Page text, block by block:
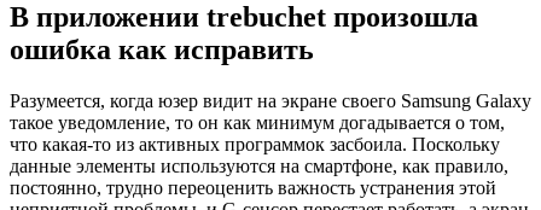
В приложении trebuchet произошла
ошибка как исправить
Разумеется, когда юзер видит на экране своего Samsung Galaxy
такое уведомление, то он как минимум догадывается о том,
что какая-то из активных программок засбоила. Поскольку
данные элементы используются на смартфоне, как правило,
постоянно, трудно переоценить важность устранения этой